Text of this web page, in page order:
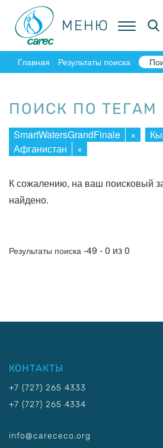
МЕНЮ
МЕНЮ
Главная Результаты поиска
ПОИСК ПО ТЕГАМ
SmartWatersGrandFinale ×
Афганистан
×
К сожалению, на ваш поисковый
найдено.
Результаты поиска -49 - 0 из 0
КОНТАКТЫ
+7 (727) 265 4333
+7 (727) 265 4334
info@carececo.org